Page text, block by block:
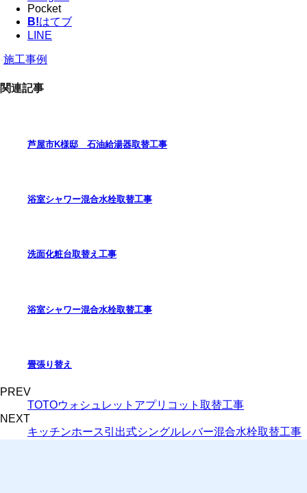
Pocket
B!はてブ
LINE
-施工事例
関連記事
芦屋市K様邸 石油給湯器取替工事
浴室シャワー混合水栓取替工事
洗面化粧台取替え工事
浴室シャワー混合水栓取替工事
畳張り替え
PREV
TOTOウォシュレットアプリコット取替工事
NEXT
キッチンホース引出式シングルレバー混合水栓取替工事